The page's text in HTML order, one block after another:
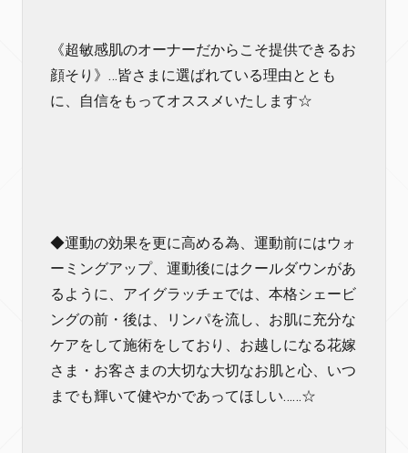
《超敏感肌のオーナーだからこそ提供できるお
顔そり》…皆さまに選ばれている理由ととも
に、自信をもってオススメいたします☆
◆運動の効果を更に高める為、運動前にはウォ
ーミングアップ、運動後にはクールダウンがあ
るように、アイグラッチェでは、本格シェービ
ングの前・後は、リンパを流し、お肌に充分な
ケアをして施術をしており、お越しになる花嫁
さま・お客さまの大切な大切なお肌と心、いつ
までも輝いて健やかであってほしい……☆